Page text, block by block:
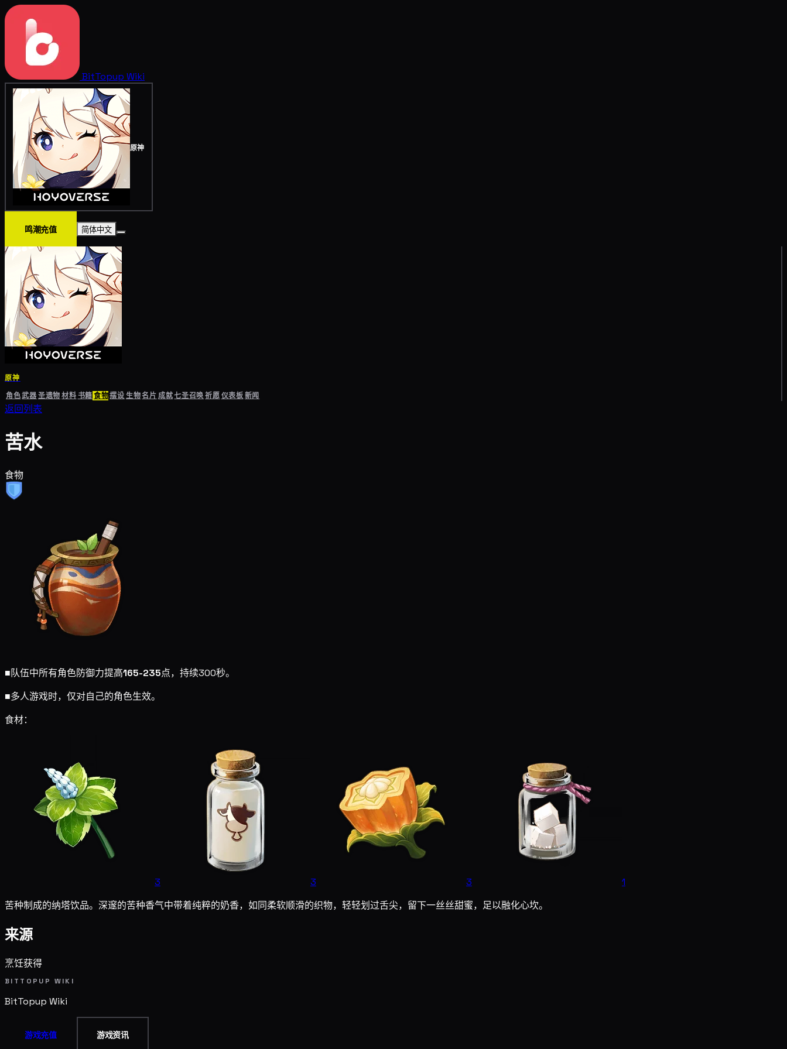
BitTopup Wiki
原神
鸣潮充值 简体中文
原神
角色武器圣遗物材料书籍食物摆设生物名片成就七圣召唤祈愿仪表板新闻
返回列表
苦水
食物
■队伍中所有角色防御力提高165-235点，持续300秒。
■多人游戏时，仅对自己的角色生效。
食材：
3 3 3
1
苦种制成的纳塔饮品。深邃的苦种香气中带着纯粹的奶香，如同柔软顺滑的织物，轻轻划过舌尖，留下一丝丝甜蜜，足以融化心坎。
来源
烹饪获得
BITTOPUP WIKI
BitTopup Wiki
游戏充值 游戏资讯